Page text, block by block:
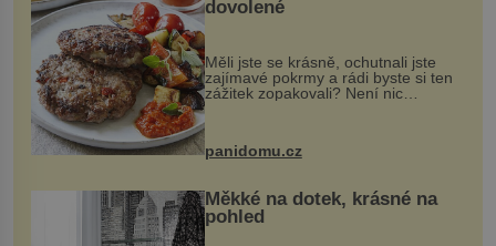
dovolené
Měli jste se krásně, ochutnali jste
zajímavé pokrmy a rádi byste si ten
zážitek zopakovali? Není nic
snazšího. Pljeskavica (10 porcí)
Možná jste ji ochutnali na dovolené v
panidomu.cz
Měkké na dotek, krásné na
pohled